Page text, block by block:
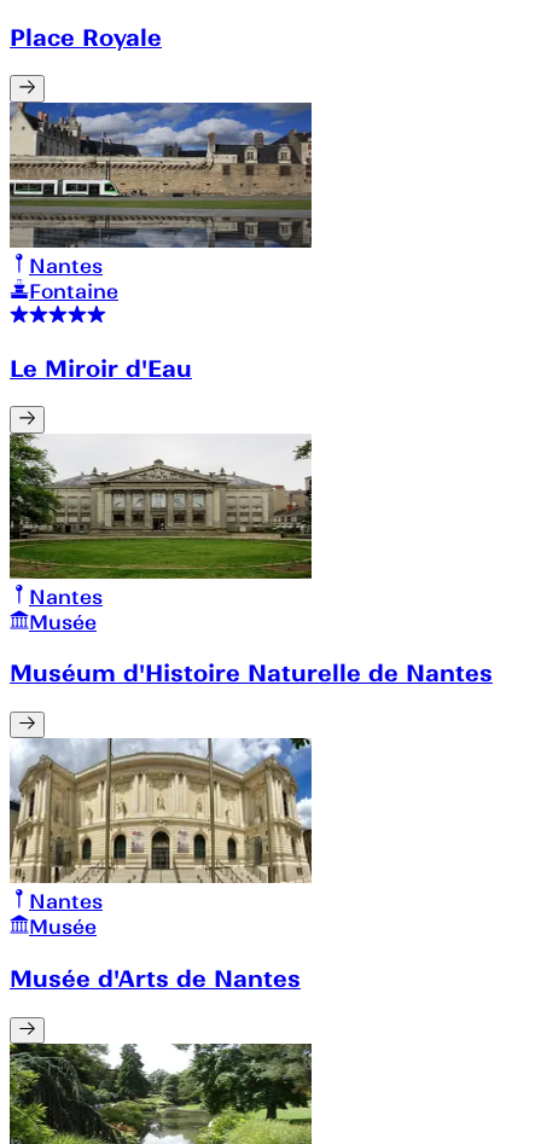
Place Royale
Nantes
Fontaine
Le Miroir d'Eau
Nantes
Musée
Muséum d'Histoire Naturelle de Nantes
Nantes
Musée
Musée d'Arts de Nantes